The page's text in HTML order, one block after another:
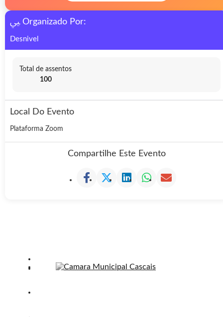
Organizado Por:
Desnivel
Total de assentos
100
Local Do Evento
Plataforma Zoom
Compartilhe Este Evento